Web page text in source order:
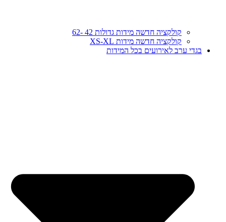
קולקציה חדשה מידות גדולות 42 -62
קולקציה חדשה מידות XS-XL
בגדי ערב לאירועים בכל המידות